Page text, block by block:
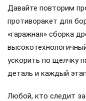
Давайте повторим
противоракет для
«гаражная» сборка
ускорить по щелчку
деталь и каждый
Любой, кто следит